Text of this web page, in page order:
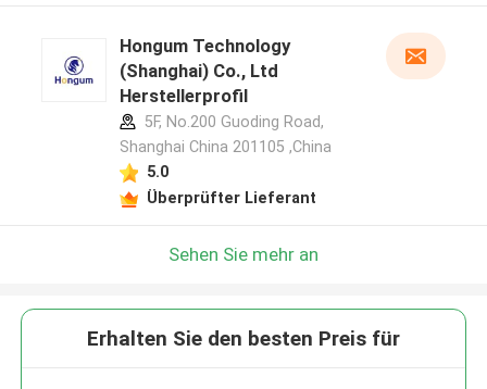
Hongum Technology
(Shanghai) Co., Ltd
Herstellerprofil
5F, No.200 Guoding Road,
Shanghai China 201105 ,China
5.0
Überprüfter Lieferant
Sehen Sie mehr an
Erhalten Sie den besten Preis für